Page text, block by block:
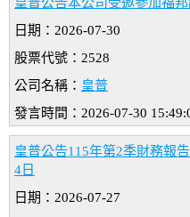
日期：2026-07-30
股票代號：2528
公司名稱： 皇普
發言時間：2026-07-30
皇普公告115年第2季財務報
4日
日期：2026-07-27